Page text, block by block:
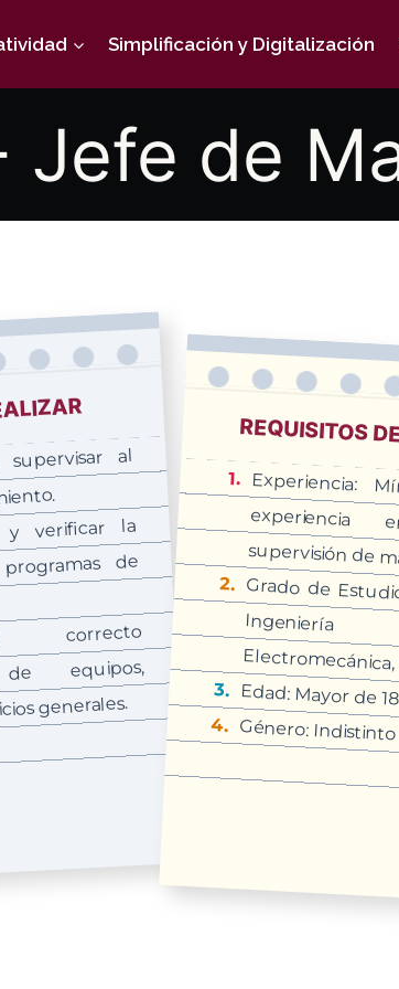
Simplificación y Digitalización
Jefe de
al
y verificar la
de
de equipos,
generales.
REQUISITOS
Experiencia:
supervisión de
Grado de
Edad: Mayor de
Género: Indistinto